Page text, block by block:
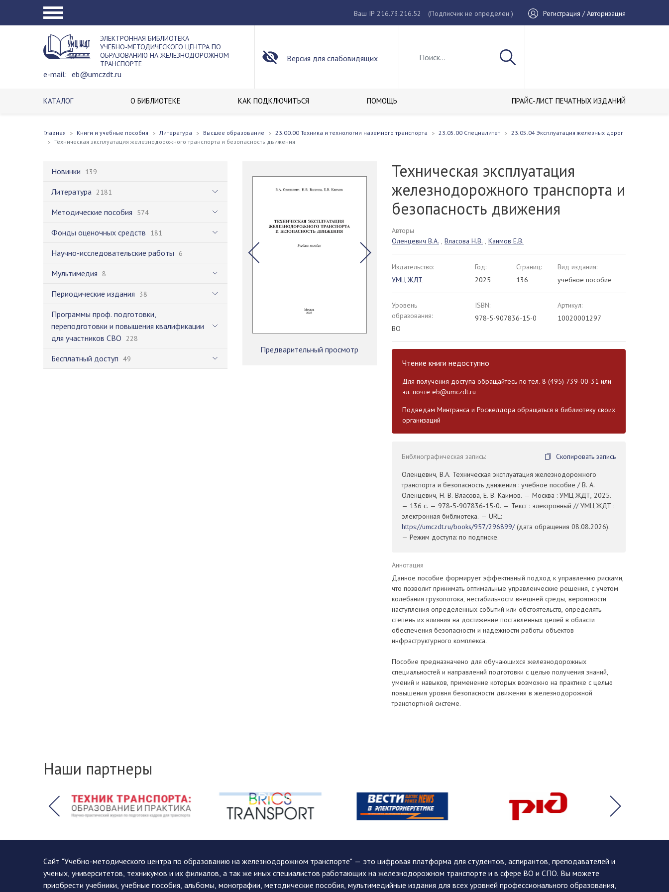
Ваш IP 216.73.216.52 (Подписчик не определен ) Регистрация / Авторизация
ЭЛЕКТРОННАЯ БИБЛИОТЕКА
УЧЕБНО-МЕТОДИЧЕСКОГО ЦЕНТРА ПО
ОБРАЗОВАНИЮ НА ЖЕЛЕЗНОДОРОЖНОМ
ТРАНСПОРТЕ
e-mail: eb@umczdt.ru
Версия для слабовидящих
КАТАЛОГ О БИБЛИОТЕКЕ КАК ПОДКЛЮЧИТЬСЯ ПОМОЩЬ ПРАЙС-ЛИСТ ПЕЧАТНЫХ ИЗДАНИЙ
Главная Книги и учебные пособия Литература Высшее образование 23.00.00 Техника и технологии наземного транспорта 23.05.00 Специалитет
23.05.04 Эксплуатация железных дорог
Техническая эксплуатация железнодорожного транспорта и безопасность движения
Новинки 139
Литература 2181
Методические пособия 574
Фонды оценочных средств 181
Научно-исследовательские работы 6
Мультимедия 8
Периодические издания 38
Программы проф. подготовки,
переподготовки и повышения квалификации
для участников СВО 228
Бесплатный доступ 49
Предварительный просмотр
Техническая эксплуатация
железнодорожного транспорта и
безопасность движения
Авторы
Оленцевич В.А. , Власова Н.В. , Каимов Е.В.
Издательство:
УМЦ ЖДТ
Год:
2025
Страниц:
136
Вид издания:
учебное пособие
Уровень
образования:
ВО
ISBN:
978-5-907836-15-0
Артикул:
10020001297
Чтение книги недоступно
Для получения доступа обращайтесь по тел. 8 (495) 739-00-31 или
эл. почте eb@umczdt.ru
Подведам Минтранса и Росжелдора обращаться в библиотеку своих
организаций
Библиографическая запись:
Скопировать запись
Оленцевич, В.А. Техническая эксплуатация железнодорожного
транспорта и безопасность движения : учебное пособие / В. А.
Оленцевич, Н. В. Власова, Е. В. Каимов. — Москва : УМЦ ЖДТ, 2025.
— 136 с. — 978-5-907836-15-0. — Текст : электронный // УМЦ ЖДТ :
электронная библиотека. — URL:
https://umczdt.ru/books/957/296899/(дата обращения 08.08.2026).
— Режим доступа: по подписке.
Аннотация
Данное пособие формирует эффективный подход к управлению рисками,
что позволит принимать оптимальные управленческие решения, с учетом
колебания грузопотока, нестабильности внешней среды, вероятности
наступления определенных событий или обстоятельств, определять
степень их влияния на достижение поставленных целей в области
обеспечения безопасности и надежности работы объектов
инфраструктурного комплекса.
Пособие предназначено для обучающихся железнодорожных
специальностей и направлений подготовки с целью получения знаний,
умений и навыков, применение которых возможно на практике с целью
повышения уровня безопасности движения в железнодорожной
транспортной системе.
Наши партнеры
Сайт "Учебно-методического центра по образованию на железнодорожном транспорте" — это цифровая платформа для студентов, аспирантов, преподавателей и
ученых, университетов, техникумов и их филиалов, а так же иных специалистов работающих на железнодорожном транспорте и в сфере ВО и СПО. Вы можете
приобрести учебники, учебные пособия, альбомы, монографии, методические пособия, мультимедийные издания для всех уровней профессионального образования,